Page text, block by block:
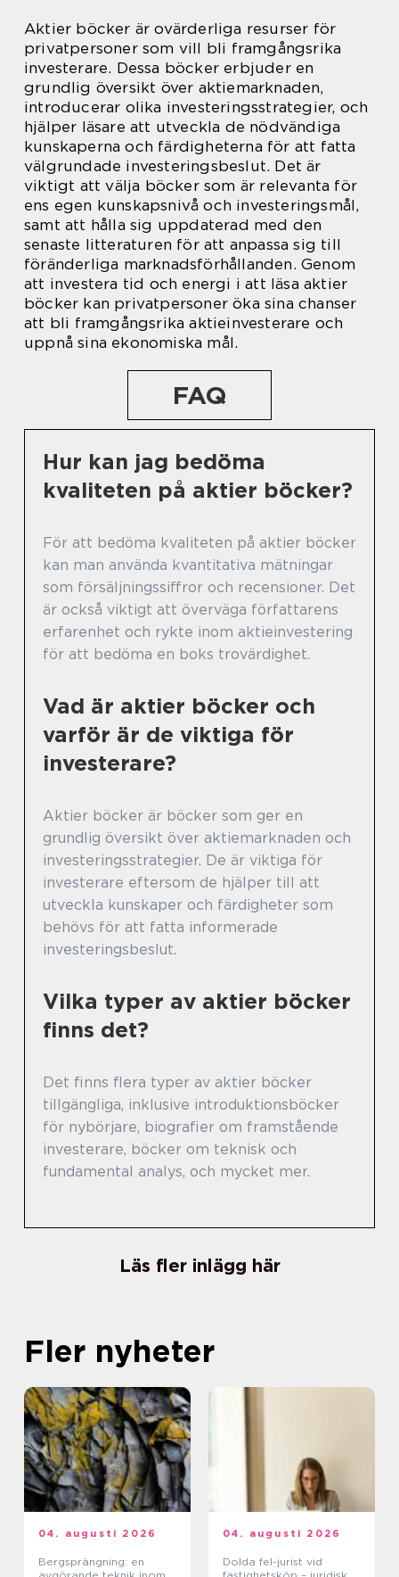
Aktier böcker är ovärderliga resurser för
privatpersoner som vill bli framgångsrika
investerare. Dessa böcker erbjuder en
grundlig översikt över aktiemarknaden,
introducerar olika investeringsstrategier, och
hjälper läsare att utveckla de nödvändiga
kunskaperna och färdigheterna för att fatta
välgrundade investeringsbeslut. Det är
viktigt att välja böcker som är relevanta för
ens egen kunskapsnivå och investeringsmål,
samt att hålla sig uppdaterad med den
senaste litteraturen för att anpassa sig till
föränderliga marknadsförhållanden. Genom
att investera tid och energi i att läsa aktier
böcker kan privatpersoner öka sina chanser
att bli framgångsrika aktieinvesterare och
uppnå sina ekonomiska mål.
FAQ
Hur kan jag bedöma
kvaliteten på aktier böcker?
För att bedöma kvaliteten på aktier böcker
kan man använda kvantitativa mätningar
som försäljningssiffror och recensioner. Det
är också viktigt att överväga författarens
erfarenhet och rykte inom aktieinvestering
för att bedöma en boks trovärdighet.
Vad är aktier böcker och
varför är de viktiga för
investerare?
Aktier böcker är böcker som ger en
grundlig översikt över aktiemarknaden och
investeringsstrategier. De är viktiga för
investerare eftersom de hjälper till att
utveckla kunskaper och färdigheter som
behövs för att fatta informerade
investeringsbeslut.
Vilka typer av aktier böcker
finns det?
Det finns flera typer av aktier böcker
tillgängliga, inklusive introduktionsböcker
för nybörjare, biografier om framstående
investerare, böcker om teknisk och
fundamental analys, och mycket mer.
Läs fler inlägg här
Fler nyheter
04. augusti 2026
Bergsprängning: en
04. augusti 2026
Dolda fel-jurist vid